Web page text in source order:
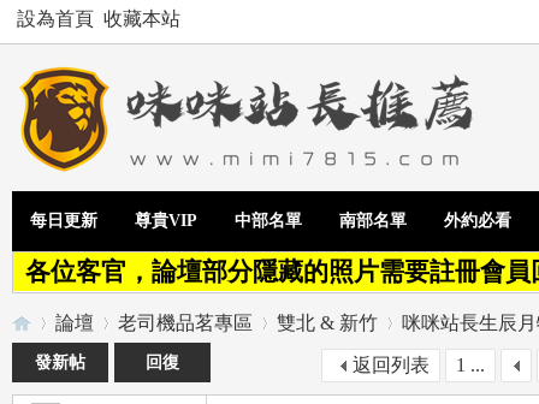
設為首頁 收藏本站
每日更新 尊貴VIP 中部名單 南部名單 外約必看
各位客官，論壇部分隱藏的照片需要註冊會
論壇 老司機品茗專區 雙北 & 新竹 咪咪站長生辰
1 ...
返回列表
發新帖 回復